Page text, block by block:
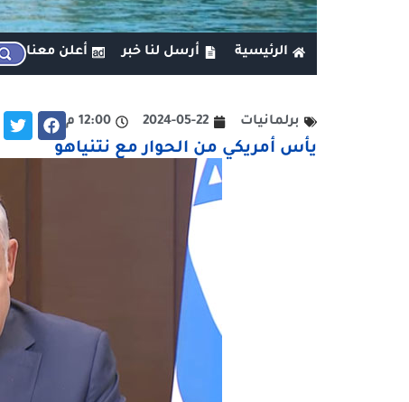
الرئيسية أرسل لنا خبر أعلن معنا
برلمانيات 2024-05-22 12:00 م
يأس أمريكي من الحوار مع نتنياهو